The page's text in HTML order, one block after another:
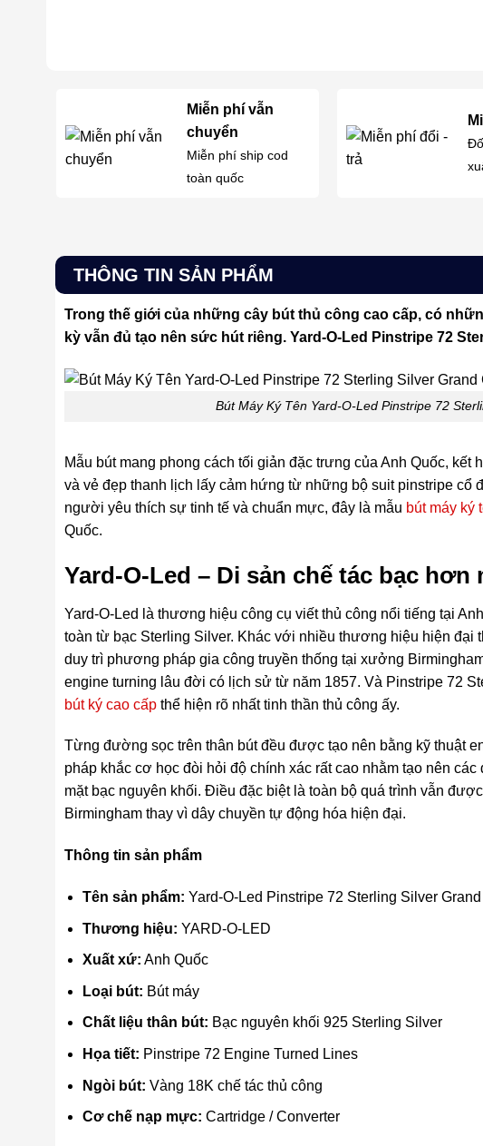
Miễn phí vẫn
chuyển
Miễn phí ship cod
toàn quốc
THÔNG TIN SẢN PHẨM
Trong thế giới của những cây bút thủ công cao cấp, có
kỳ vẫn đủ tạo nên sức hút riêng. Yard-O-Led Pinstripe 72
Bút Máy Ký Tên Yard-O-Led Pinstripe 72
Mẫu bút mang phong cách tối giản đặc trưng của Anh Quốc,
và vẻ đẹp thanh lịch lấy cảm hứng từ những bộ suit pinstripe
người yêu thích sự tinh tế và chuẩn mực, đây là mẫu bút máy ký
Quốc.
Yard-O-Led – Di sản chế tác bạc hơn
Yard-O-Led là thương hiệu công cụ viết thủ công nổi tiếng tại
toàn từ bạc Sterling Silver. Khác với nhiều thương hiệu hiện đại
duy trì phương pháp gia công truyền thống tại xưởng
engine turning lâu đời có lịch sử từ năm 1857. Và Pinstripe 72
bút ký cao cấpthể hiện rõ nhất tinh thần thủ công ấy.
Từng đường sọc trên thân bút đều được tạo nên bằng kỹ thuật
pháp khắc cơ học đòi hỏi độ chính xác rất cao nhằm tạo nên
mặt bạc nguyên khối. Điều đặc biệt là toàn bộ quá trình vẫn
Birmingham thay vì dây chuyền tự động hóa hiện đại.
Thông tin sản phẩm
Tên sản phẩm: Yard-O-Led Pinstripe 72 Sterling Silver Grand
Thương hiệu: YARD-O-LED
Xuất xứ: Anh Quốc
Loại bút: Bút máy
Chất liệu thân bút: Bạc nguyên khối 925 Sterling Silver
Họa tiết: Pinstripe 72 Engine Turned Lines
Ngòi bút: Vàng 18K chế tác thủ công
Cơ chế nạp mực: Cartridge / Converter